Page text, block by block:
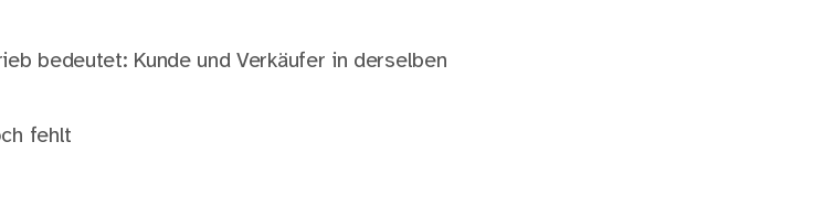
bedeutet: Kunde und Verkäufer in derselben
fehlt